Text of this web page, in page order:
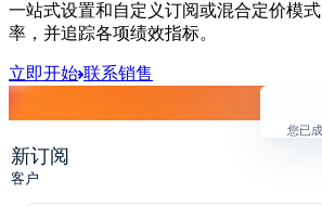
一站式设置和自定义订阅或混合定价模
率，并追踪各项绩效指标。
立即开始 联系销售
新订阅
客户
您已